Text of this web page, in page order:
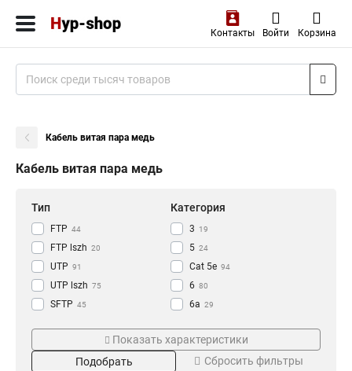
Контакты Войти Корзина
Кабель витая пара медь
Кабель витая пара медь
Тип
FTP 44
FTP lszh 20
UTP 91
UTP lszh 75
SFTP 45
Категория
3 19
5 24
Cat 5e 94
6 80
6a 29
одножильный 174
многожильный 101
1 38
26
Показать характеристики
Подобрать
Сбросить фильтры